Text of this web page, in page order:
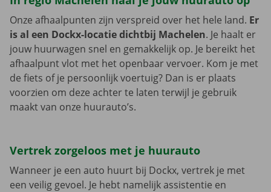
Onze afhaalpunten zijn verspreid over het hele land. Er
is al een Dockx-locatie dichtbij Machelen. Je haalt er
jouw huurwagen snel en gemakkelijk op. Je bereikt het
afhaalpunt vlot met het openbaar vervoer. Kom je met
de fiets of je persoonlijk voertuig? Dan is er plaats
voorzien om deze achter te laten terwijl je gebruik
maakt van onze huurauto’s.
Vertrek zorgeloos met je huurauto
Wanneer je een auto huurt bij Dockx, vertrek je met
een veilig gevoel. Je hebt namelijk assistentie en